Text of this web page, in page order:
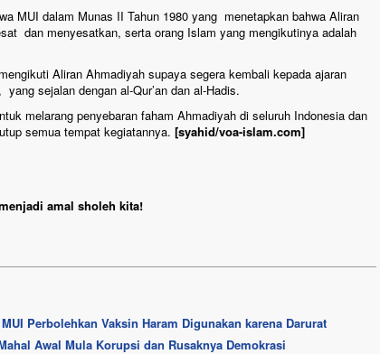
MUI dalam Munas II Tahun 1980 yang menetapkan bahwa Aliran
dan menyesatkan, serta orang Islam yang mengikutinya adalah
Aliran Ahmadiyah supaya segera kembali kepada ajaran
sejalan dengan al-Qur’an dan al-Hadis.
melarang penyebaran faham Ahmadiyah di seluruh Indonesia dan
semua tempat kegiatannya. [syahid/voa-islam.com]
amal sholeh kita!
Perbolehkan Vaksin Haram Digunakan karena Darurat
Awal Mula Korupsi dan Rusaknya Demokrasi